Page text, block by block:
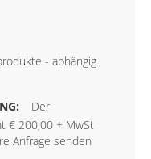
- abhängig
Der
€ 200,00 + MwSt
Anfrage senden